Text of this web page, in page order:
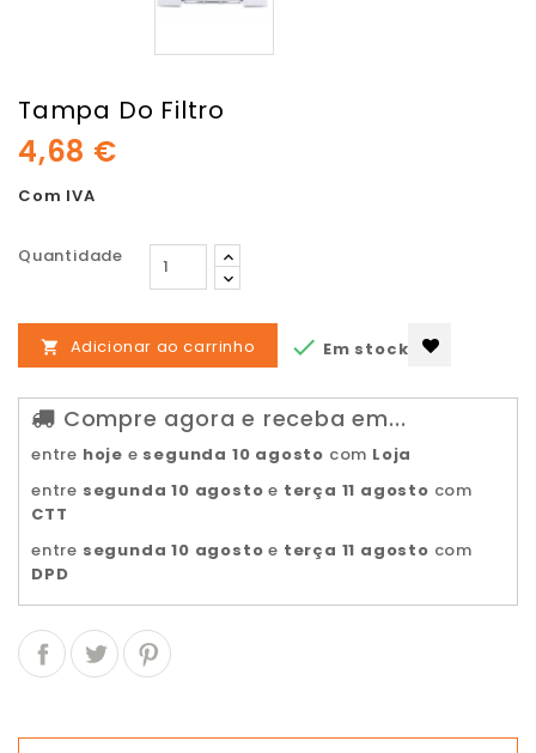
Tampa Do Filtro
4,68 €
Com IVA
Quantidade
 Adicionar ao carrinho  Em stock
Compre agora e receba em...
entre hoje e segunda 10 agosto com Loja
entre segunda 10 agosto e terça 11 agosto com
CTT
entre segunda 10 agosto e terça 11 agosto com
DPD